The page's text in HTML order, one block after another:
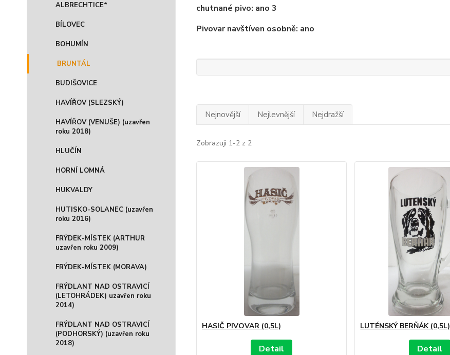
ALBRECHTICE*
BÍLOVEC
BOHUMÍN
BRUNTÁL
BUDIŠOVICE
HAVÍŘOV (SLEZSKÝ)
HAVÍŘOV (VENUŠE) (uzavřen
roku 2018)
HLUČÍN
HORNÍ LOMNÁ
HUKVALDY
HUTISKO-SOLANEC (uzavřen
roku 2016)
FRÝDEK-MÍSTEK (ARTHUR
uzavřen roku 2009)
FRÝDEK-MÍSTEK (MORAVA)
FRÝDLANT NAD OSTRAVICÍ
(LETOHRÁDEK) uzavřen roku
2014)
FRÝDLANT NAD OSTRAVICÍ
(PODHORSKÝ) (uzavřen roku
2018)
chutnané pivo: ano 3
Pivovar navštíven osobně: ano
Nejnovější Nejlevnější Nejdražší
Zobrazuji 1-2 z 2
HASIČ PIVOVAR (0,5L)
Detail
LUTÉNSKÝ BERŇÁK (0,5L)
Detail